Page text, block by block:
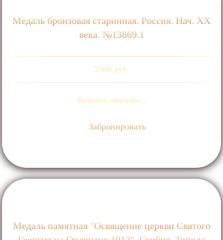
Медаль бронзовая старинная. Россия. Нач. ХХ
века. №13869.1
2 000 руб.
Показать описание...
Забронировать
Медаль памятная "Освящение церкви Святого